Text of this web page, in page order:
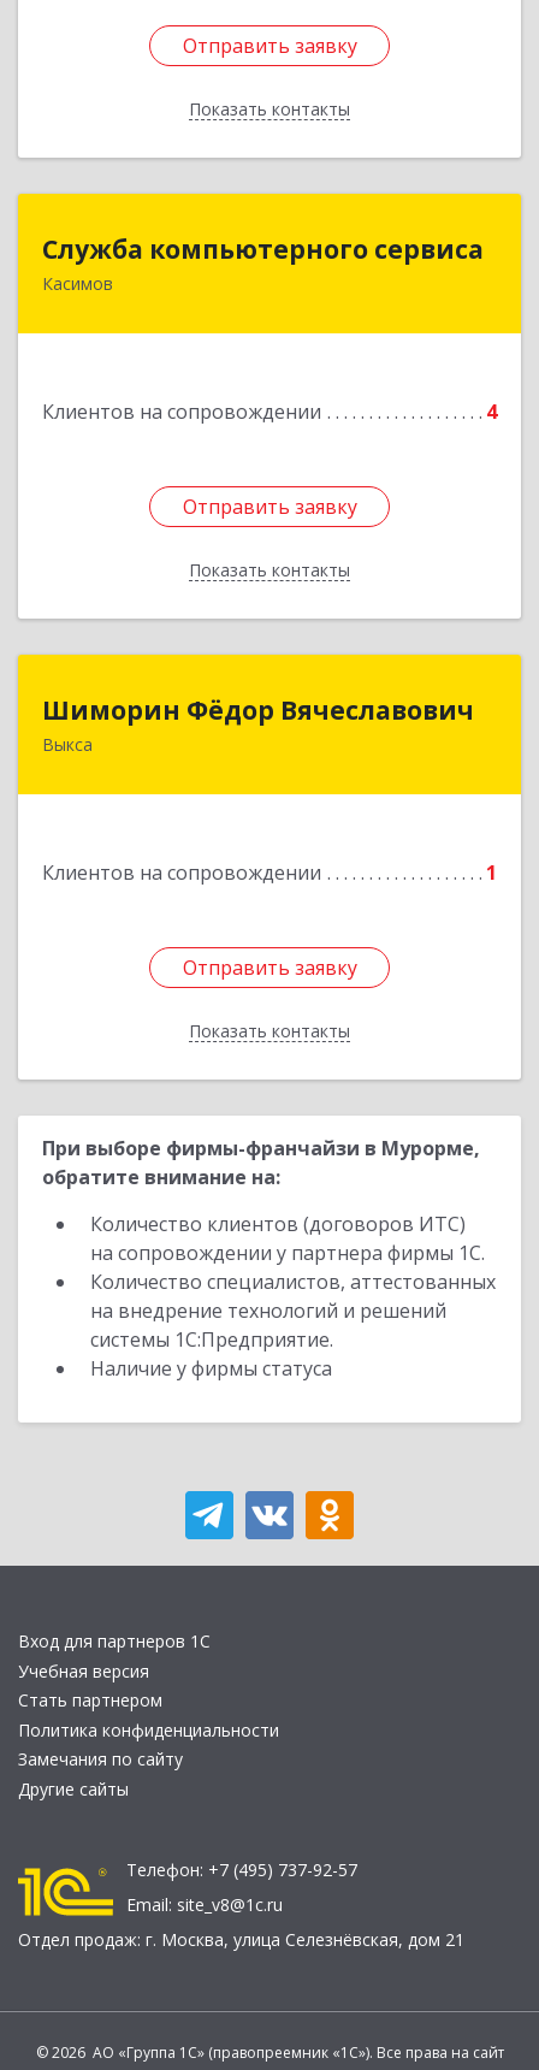
Отправить заявку
Показать контакты
Отправить заявку
Назад
Служба компьютерного сервиса
Касимов
Клиентов на сопровождении 4
Отправить заявку
Показать контакты
Служба компьютерного сервиса
391300, Рязанская обл., г.Касимов, ул.Советская
Отправить заявку
Назад
Шиморин Фёдор Вячеславович
Выкса
Клиентов на сопровождении 1
Отправить заявку
Показать контакты
Шиморин Фёдор Вячеславович
Отправить заявку
Назад
При выборе фирмы-франчайзи в Мурорме,
обратите внимание на:
Количество клиентов (договоров ИТС)
на сопровождении у партнера фирмы 1С.
Количество специалистов, аттестованных
на внедрение технологий и решений
системы 1С:Предприятие.
Наличие у фирмы статуса
Вход для партнеров 1С
Учебная версия
Стать партнером
Политика конфиденциальности
Замечания по сайту
Другие сайты
Телефон: +7 (495) 737-92-57
Email: site_v8@1c.ru
Отдел продаж: г. Москва, улица Селезнёвская, дом 21
© 2026 АО «Группа 1С» (правопреемник «1С»). Все права на сайт